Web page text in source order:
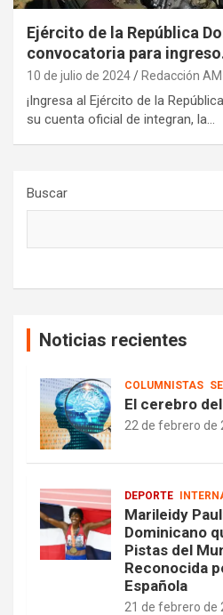
Ejército de la República
convocatoria para
10 de julio de 2024 Redacción AM
¡Ingresa al Ejército de la
su cuenta oficial de integran, la…
Buscar
Noticias recientes
COLUMNISTAS
El cerebro
22 de febrero de
DEPORTE
Marileidy
Dominicano
Pistas del
Reconocida
Española
21 de febrero de